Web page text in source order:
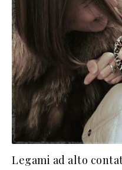
Legami ad alto